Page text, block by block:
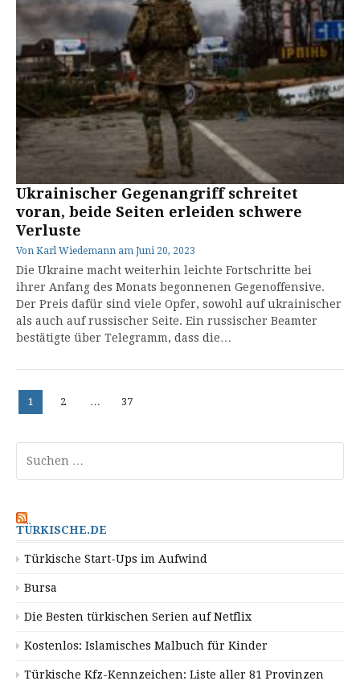
Ukrainischer Gegenangriff schreitet
voran, beide Seiten erleiden schwere
Verluste
Von Karl Wiedemann am Juni 20, 2023
Die Ukraine macht weiterhin leichte Fortschritte bei
ihrer Anfang des Monats begonnenen Gegenoffensive.
Der Preis dafür sind viele Opfer, sowohl auf ukrainischer
als auch auf russischer Seite. Ein russischer Beamter
bestätigte über Telegramm, dass die…
Beitragsnavigation
Seite
1 Seite
2 … Seite
37
nach:
TÜRKISCHE.DE
Türkische Start-Ups im Aufwind
Bursa
Die Besten türkischen Serien auf Netflix
Kostenlos: Islamisches Malbuch für Kinder
Türkische Kfz-Kennzeichen: Liste aller 81 Provinzen